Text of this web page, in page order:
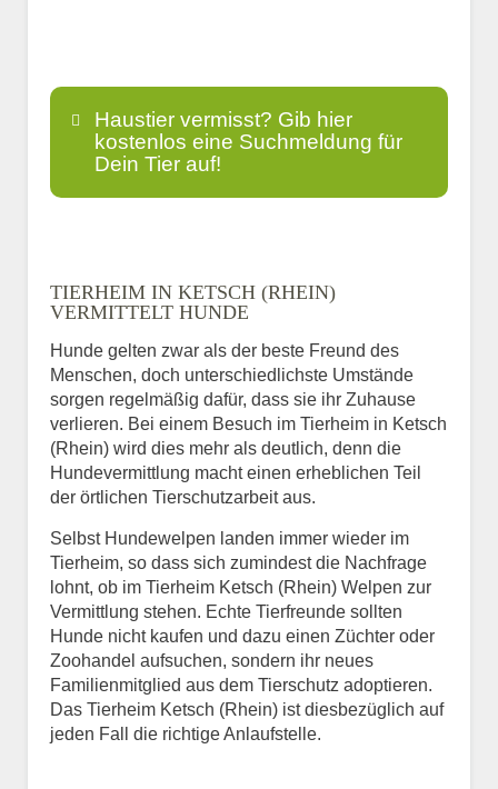
Haustier vermisst? Gib hier
kostenlos eine Suchmeldung für
Dein Tier auf!
E-Mail*
Informationen über das
Tier.
Art des Tiers*
TIERHEIM IN KETSCH (RHEIN)
VERMITTELT HUNDE
Hunde gelten zwar als der beste Freund des
Menschen, doch unterschiedlichste Umstände
sorgen regelmäßig dafür, dass sie ihr Zuhause
verlieren. Bei einem Besuch im Tierheim in Ketsch
(Rhein) wird dies mehr als deutlich, denn die
Hundevermittlung macht einen erheblichen Teil
der örtlichen Tierschutzarbeit aus.
Selbst Hundewelpen landen immer wieder im
Tierheim, so dass sich zumindest die Nachfrage
lohnt, ob im Tierheim Ketsch (Rhein) Welpen zur
Vermittlung stehen. Echte Tierfreunde sollten
Hunde nicht kaufen und dazu einen Züchter oder
Zoohandel aufsuchen, sondern ihr neues
Familienmitglied aus dem Tierschutz adoptieren.
Das Tierheim Ketsch (Rhein) ist diesbezüglich auf
jeden Fall die richtige Anlaufstelle.